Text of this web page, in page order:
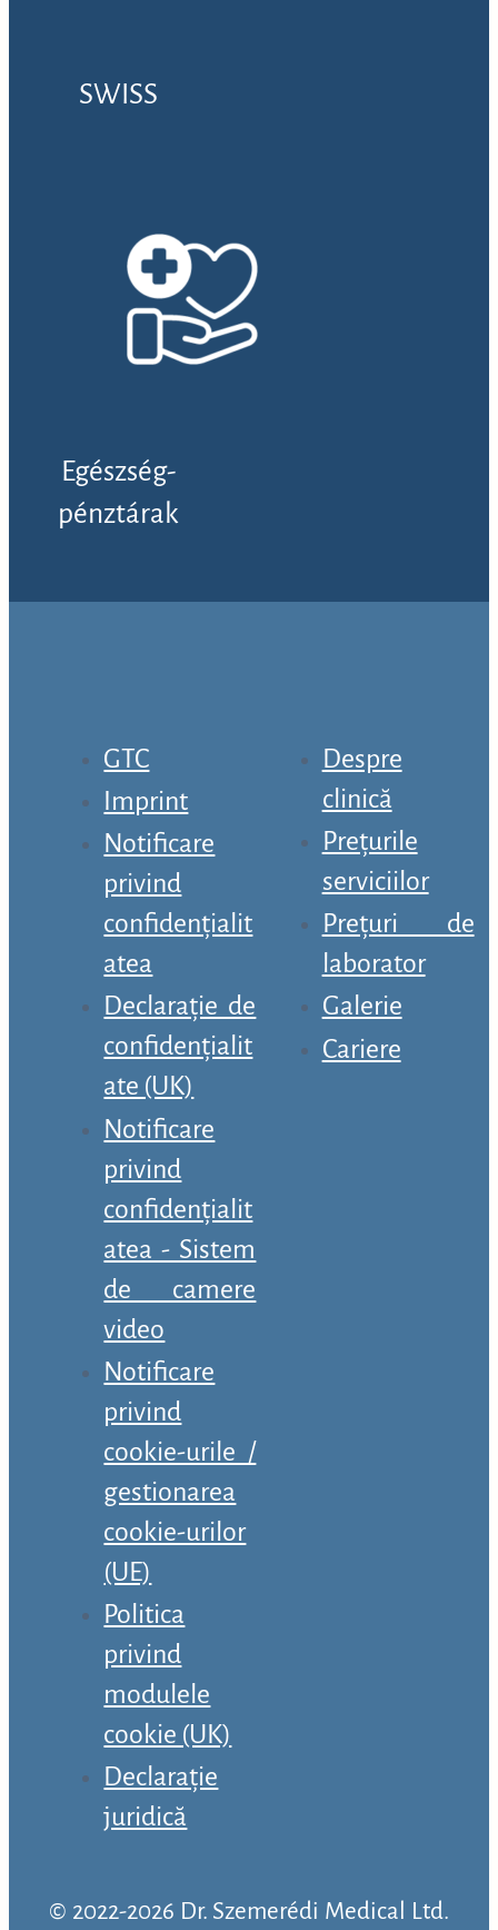
SWISS
Egészség-
pénztárak
GTC
Imprint
Notificare
privind
confidențialit
atea
Declarație de
confidențialit
ate (UK)
Notificare
privind
confidențialit
atea - Sistem
de camere
video
Notificare
privind
cookie-urile /
gestionarea
cookie-urilor
(UE)
Politica
privind
modulele
cookie (UK)
Declarație
juridică
Despre
clinică
Prețurile
serviciilor
Prețuri de
laborator
Galerie
Cariere
© 2022-2026 Dr. Szemerédi Medical Ltd.